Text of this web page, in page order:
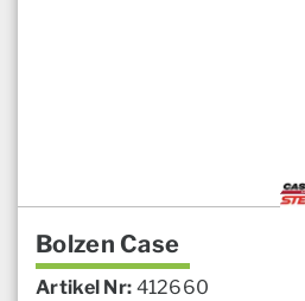
Bolzen Case
Artikel Nr: 412660